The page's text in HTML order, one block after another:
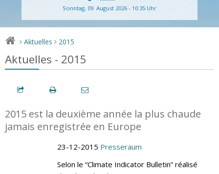
Sonntag, 09. August 2026 - 10:35 Uhr
> Aktuelles > 2015
Aktuelles - 2015
2015 est la deuxième année la plus chaude
jamais enregistrée en Europe
23-12-2015 Presseraum
Selon le “Climate Indicator Bulletin” réalisé